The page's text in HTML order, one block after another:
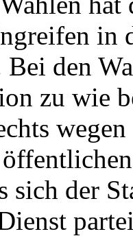
in
Bei den
zu wie
sich der